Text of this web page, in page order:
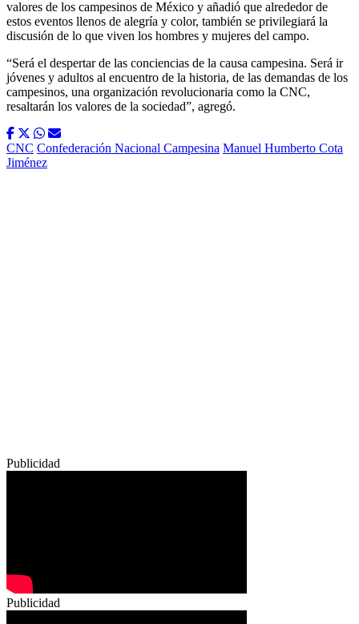
valores de los campesinos de México y añadió que alrededor de
estos eventos llenos de alegría y color, también se privilegiará la
discusión de lo que viven los hombres y mujeres del campo.
“Será el despertar de las conciencias de la causa campesina. Será ir
jóvenes y adultos al encuentro de la historia, de las demandas de los
campesinos, una organización revolucionaria como la CNC,
resaltarán los valores de la sociedad”, agregó.
CNC Confederación Nacional Campesina Manuel Humberto Cota
Jiménez
Publicidad
Publicidad